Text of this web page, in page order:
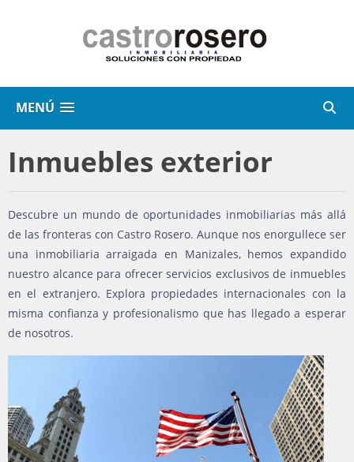
MENÚ
Inmuebles exterior
Descubre un mundo de oportunidades inmobiliarias más allá
de las fronteras con Castro Rosero. Aunque nos enorgullece ser
una inmobiliaria arraigada en Manizales, hemos expandido
nuestro alcance para ofrecer servicios exclusivos de inmuebles
en el extranjero. Explora propiedades internacionales con la
misma confianza y profesionalismo que has llegado a esperar
de nosotros.